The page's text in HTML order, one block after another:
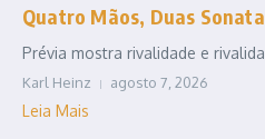
Quatro Mãos, Duas
Prévia mostra rivalidade e
Karl Heinz agosto 7, 2026
Leia Mais